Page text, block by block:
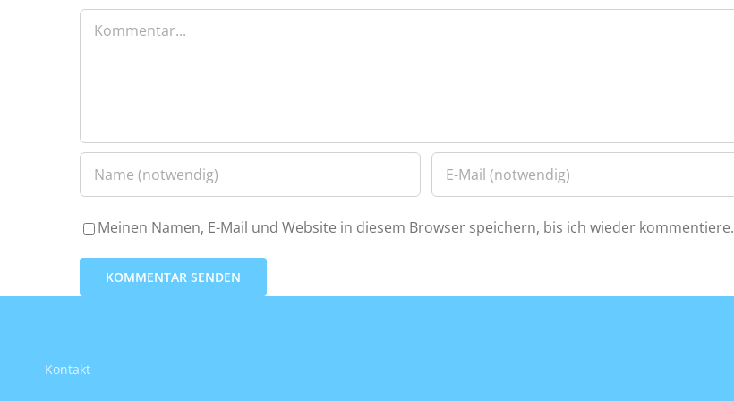
Kommentar
Meinen Namen, E-Mail und Website in diesem Browser speichern, bis ich wieder kommentiere.
Kontakt